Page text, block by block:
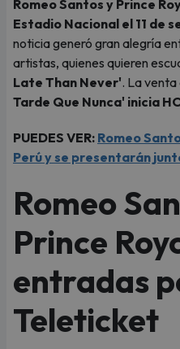
Romeo Santos y Prince
Estadio Nacional el 11 de
noticia generó gran alegría
artistas, quienes quieren
Late Than Never'. La
Tarde Que Nunca' inicia
PUEDES VER: Romeo
Perú y se presentarán
Romeo
Prince
entradas
Teleticket